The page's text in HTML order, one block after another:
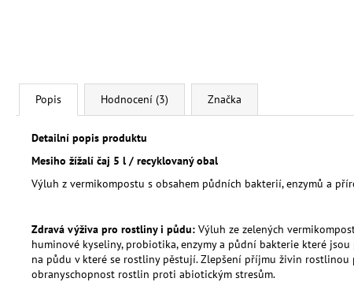
Popis Hodnocení (3) Značka
Detailní popis produktu
Mesiho žížalí čaj 5 l / recyklovaný obal
Výluh z vermikompostu s obsahem půdních bakterií, enzymů a
Zdravá výživa pro rostliny i půdu: Výluh ze zelených
huminové kyseliny, probiotika, enzymy a půdní bakterie které
na půdu v které se rostliny pěstují. Zlepšení příjmu živin
obranyschopnost rostlin proti abiotickým stresům.